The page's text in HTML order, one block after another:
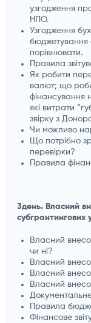
узгодження
НПО.
Узгодження
бюджетування
порівнювати.
Правила
Як робити
валют; що
фінансування
які витрати
звірку з
Чи можливо
Що потрібно
перевірки?
Правила
3день. Власний
субгрантингових
Власний
чи ні?
Власний
Власний
Власний
Правила
Фінансове